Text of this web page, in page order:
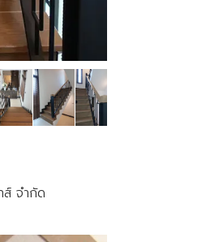
ส์ จำกัด